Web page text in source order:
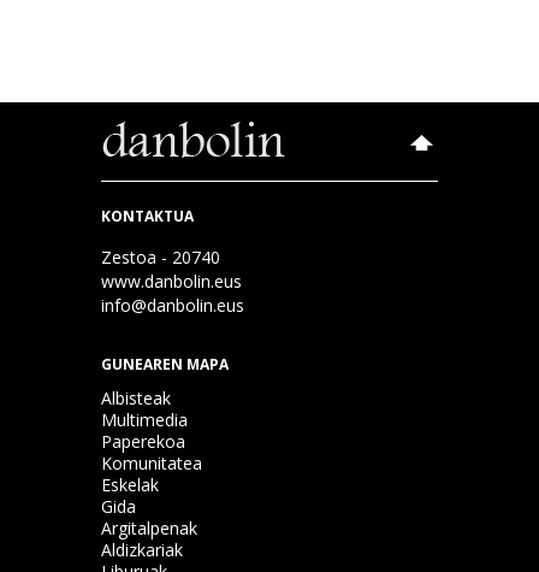
KONTAKTUA
Zestoa - 20740
www.danbolin.eus
info@danbolin.eus
GUNEAREN MAPA
Albisteak
Multimedia
Paperekoa
Komunitatea
Eskelak
Gida
Argitalpenak
Aldizkariak